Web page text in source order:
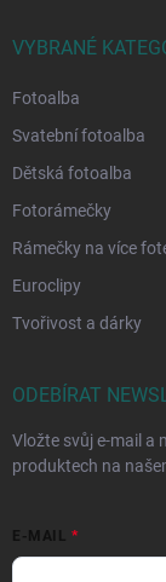
VYBRANÉ
Fotoalba
Svatební fotoalba
Dětská fotoalba
Fotorámečky
Rámečky na více
Euroclipy
Tvořivost a dárky
ODEBÍRAT
Vložte svůj e-mail a
produktech na
E-MAIL